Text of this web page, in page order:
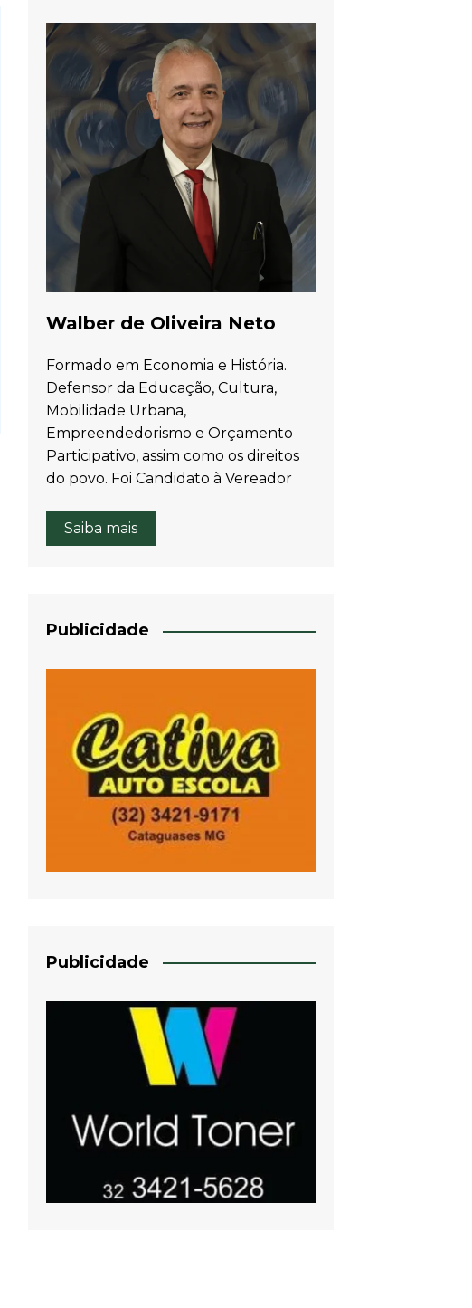
Walber de Oliveira Neto
Formado em Economia e História.
Defensor da Educação, Cultura,
Mobilidade Urbana,
Empreendedorismo e Orçamento
Participativo, assim como os direitos
do povo. Foi Candidato à Vereador
Saiba mais
Publicidade
Publicidade